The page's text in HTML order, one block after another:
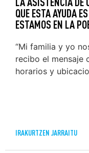
QUE ESTA AYUDA
ESTAMOS EN LA
“Mi familia y yo
recibo el mensaje
horarios y
IRAKURTZEN JARRAITU